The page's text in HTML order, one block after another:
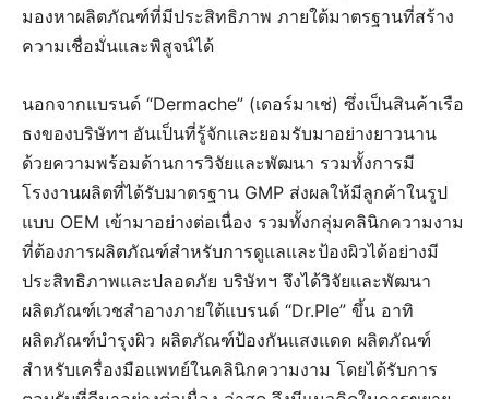
มองหาผลิตภัณฑ์ที่มีประสิทธิภาพ ภายใต้มาตรฐานที่สร้าง
ความเชื่อมั่นและพิสูจน์ได้
นอกจากแบรนด์ “Dermache” (เดอร์มาเช่) ซึ่งเป็นสินค้าเรือ
ธงของบริษัทฯ อันเป็นที่รู้จักและยอมรับมาอย่างยาวนาน
ด้วยความพร้อมด้านการวิจัยและพัฒนา รวมทั้งการมี
โรงงานผลิตที่ได้รับมาตรฐาน GMP ส่งผลให้มีลูกค้าในรูป
แบบ OEM เข้ามาอย่างต่อเนื่อง รวมทั้งกลุ่มคลินิกความงาม
ที่ต้องการผลิตภัณฑ์สำหรับการดูแลและป้องผิวได้อย่างมี
ประสิทธิภาพและปลอดภัย บริษัทฯ จึงได้วิจัยและพัฒนา
ผลิตภัณฑ์เวชสำอางภายใต้แบรนด์ “Dr.Ple” ขึ้น อาทิ
ผลิตภัณฑ์บำรุงผิว ผลิตภัณฑ์ป้องกันแสงแดด ผลิตภัณฑ์
สำหรับเครื่องมือแพทย์ในคลินิกความงาม โดยได้รับการ